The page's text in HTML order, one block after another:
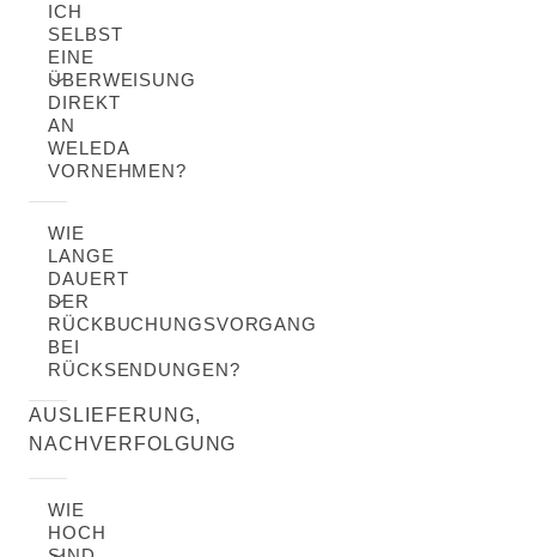
ICH
SELBST
EINE
ÜBERWEISUNG
DIREKT
AN
WELEDA
VORNEHMEN?
WIE
LANGE
DAUERT
DER
RÜCKBUCHUNGSVORGANG
BEI
RÜCKSENDUNGEN?
AUSLIEFERUNG,
NACHVERFOLGUNG
WIE
HOCH